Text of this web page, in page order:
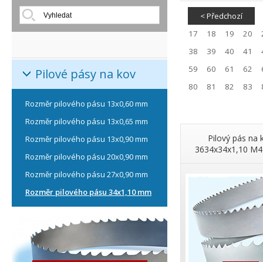
Pilové pásy na kov
Rozměr pilového pásu 13x0,60 mm
Rozměr pilového pásu 13x0,65 mm
Rozměr pilového pásu 13x0,90 mm
Rozměr pilového pásu 20x0,90 mm
Rozměr pilového pásu 27x0,90 mm
Rozměr pilového pásu 34x1,10 mm
< Předchozí
17
18 19 20
38
39 40 41
59
60 61 62
80
81 82 83
Pilový pás na
3634x34x1,10